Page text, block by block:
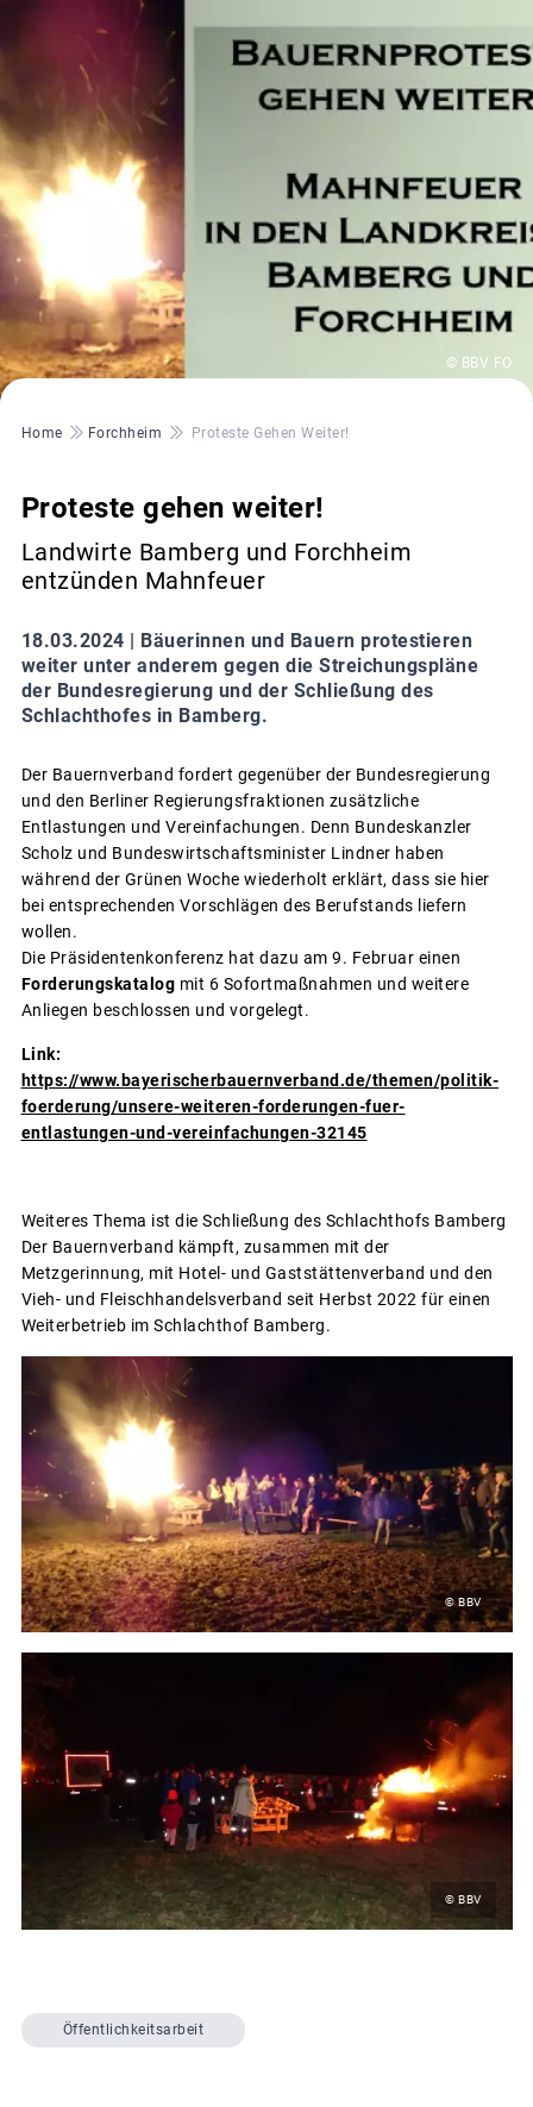
© BBV FO
Pfadnavigation
Home Forchheim Proteste Gehen Weiter!
Proteste gehen weiter!
Landwirte Bamberg und Forchheim
entzünden Mahnfeuer
18.03.2024 | Bäuerinnen und Bauern protestieren
weiter unter anderem gegen die Streichungspläne
der Bundesregierung und der Schließung des
Schlachthofes in Bamberg.
Der Bauernverband fordert gegenüber der Bundesregierung
und den Berliner Regierungsfraktionen zusätzliche
Entlastungen und Vereinfachungen. Denn Bundeskanzler
Scholz und Bundeswirtschaftsminister Lindner haben
während der Grünen Woche wiederholt erklärt, dass sie hier
bei entsprechenden Vorschlägen des Berufstands liefern
wollen.
Die Präsidentenkonferenz hat dazu am 9. Februar einen
Forderungskatalog mit 6 Sofortmaßnahmen und weitere
Anliegen beschlossen und vorgelegt.
Link:
https://www.bayerischerbauernverband.de/themen/politik-
foerderung/unsere-weiteren-forderungen-fuer-
entlastungen-und-vereinfachungen-32145
Weiteres Thema ist die Schließung des Schlachthofs Bamberg
Der Bauernverband kämpft, zusammen mit der
Metzgerinnung, mit Hotel- und Gaststättenverband und den
Vieh- und Fleischhandelsverband seit Herbst 2022 für einen
Weiterbetrieb im Schlachthof Bamberg.
© BBV
© BBV
Öffentlichkeitsarbeit